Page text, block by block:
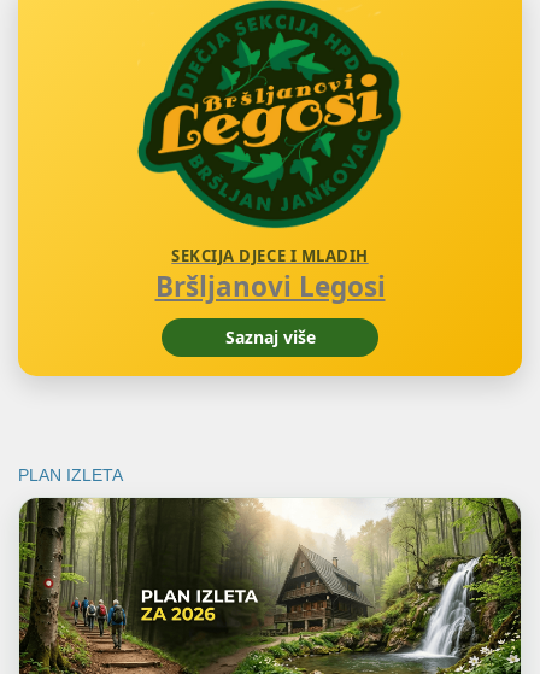
SEKCIJA DJECE I MLADIH
Bršljanovi Legosi
Saznaj više
PLAN IZLETA